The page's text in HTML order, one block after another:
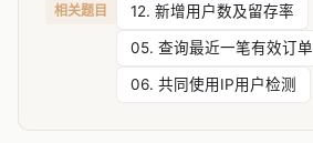
相关题目 12. 新增用户数及留存率
05. 查询最近一笔有效订单
06. 共同使用IP用户检测